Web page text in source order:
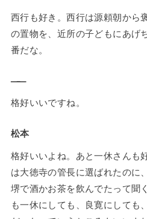
西行も好き。西行は源頼朝から
の置物を、近所の子どもにあげ
番だな。
——
格好いいですね。
松本
格好いいよね。あと一休さんも
は大徳寺の管長に選ばれたのに
堺で酒かお茶を飲んでたって聞
も一休にしても、良寛にしても